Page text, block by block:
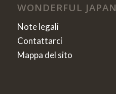
WONDERFUL JAPAN
Note legali
Contattarci
Mappa del sito